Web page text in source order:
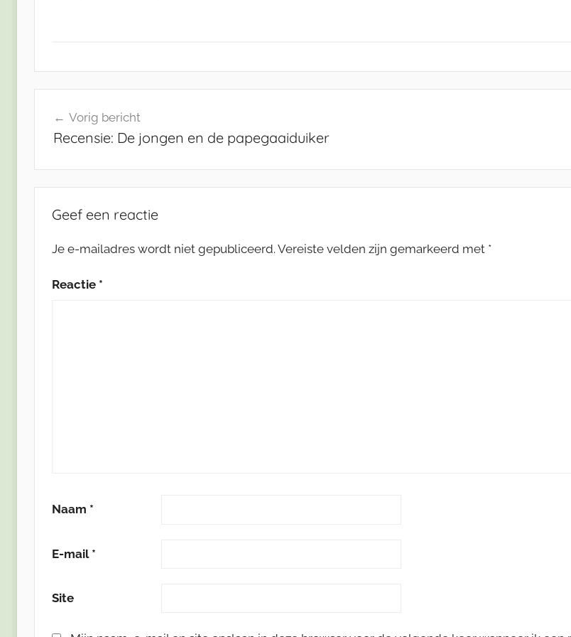
navigatie
Vorig bericht
Recensie: De jongen en de papegaaiduiker
Geef een reactie
Je e-mailadres wordt niet gepubliceerd. Vereiste velden zijn gemarkeerd met *
Reactie *
Naam *
E-mail *
Site